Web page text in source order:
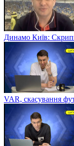
Динамо Київ:
VAR, скасування